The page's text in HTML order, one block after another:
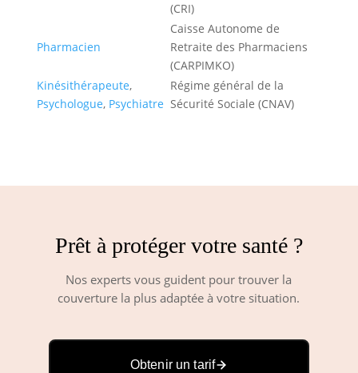
(CRI)
Pharmacien
Caisse Autonome de
Retraite des Pharmaciens
(CARPIMKO)
Kinésithérapeute,
Psychologue, Psychiatre
Régime général de la
Sécurité Sociale (CNAV)
Prêt à protéger votre santé ?
Nos experts vous guident pour trouver la
couverture la plus adaptée à votre situation.
Obtenir un tarif